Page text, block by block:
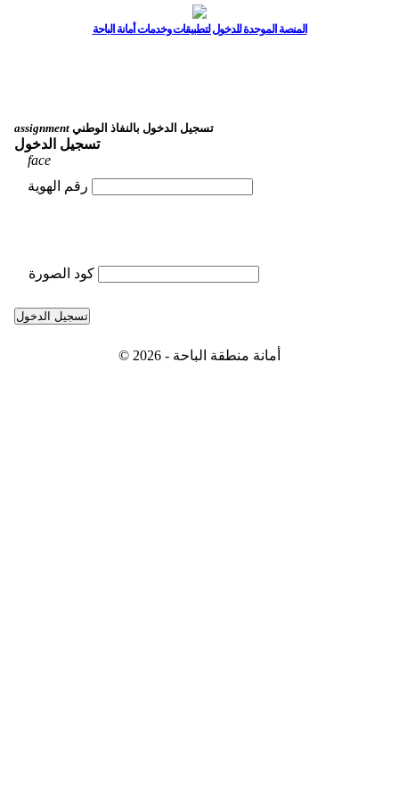
المنصة الموحدة للدخول لتطبيقات وخدمات أمانة الباحة
assignment تسجيل الدخول بالنفاذ الوطني
تسجيل الدخول
face
رقم الهوية
كود الصورة
تسجيل الدخول
© 2026 - أمانة منطقة الباحة